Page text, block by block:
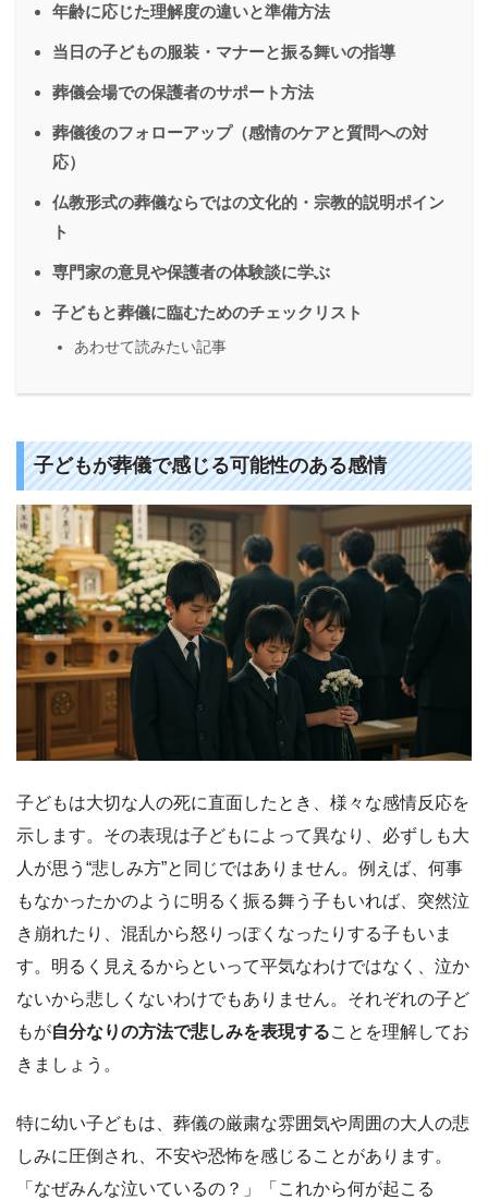
年齢に応じた理解度の違いと準備方法
当日の子どもの服装・マナーと振る舞いの指導
葬儀会場での保護者のサポート方法
葬儀後のフォローアップ（感情のケアと質問への対
応）
仏教形式の葬儀ならではの文化的・宗教的説明ポイン
ト
専門家の意見や保護者の体験談に学ぶ
子どもと葬儀に臨むためのチェックリスト
あわせて読みたい記事
子どもが葬儀で感じる可能性のある感情
子どもは大切な人の死に直面したとき、様々な感情反応を
示します。その表現は子どもによって異なり、必ずしも大
人が思う“悲しみ方”と同じではありません。例えば、何事
もなかったかのように明るく振る舞う子もいれば、突然泣
き崩れたり、混乱から怒りっぽくなったりする子もいま
す。明るく見えるからといって平気なわけではなく、泣か
ないから悲しくないわけでもありません。それぞれの子ど
もが自分なりの方法で悲しみを表現することを理解してお
きましょう。
特に幼い子どもは、葬儀の厳粛な雰囲気や周囲の大人の悲
しみに圧倒され、不安や恐怖を感じることがあります。
「なぜみんな泣いているの？」「これから何が起こる